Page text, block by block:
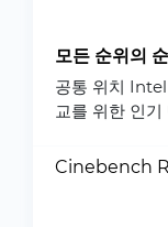
모든 순위의
공통 위치
교를 위한 인
Cinebench